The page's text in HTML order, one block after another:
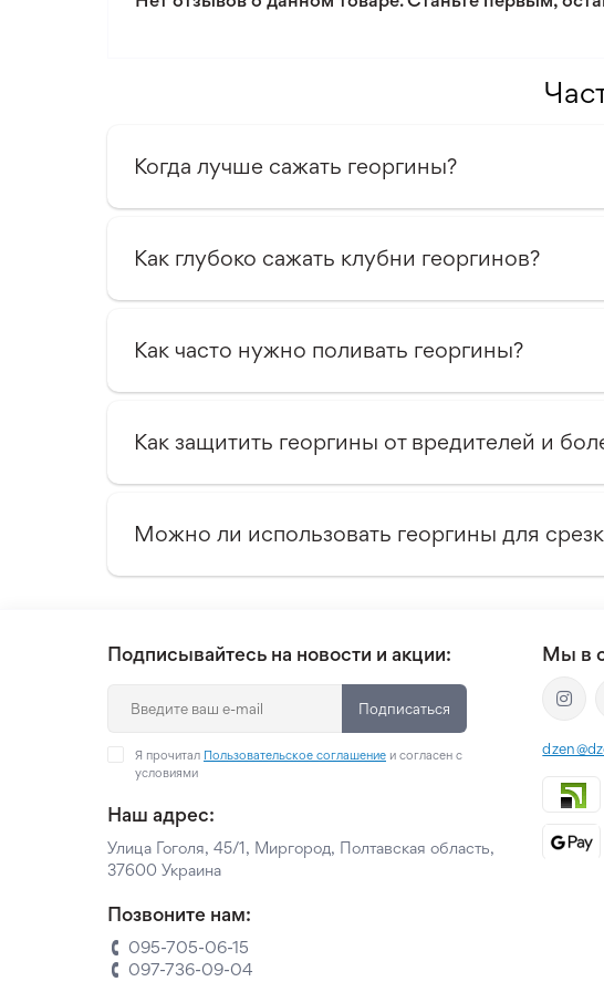
Когда лучше сажать георгины?
Как глубоко сажать клубни георгинов?
Как часто нужно поливать георгины?
Как защитить георгины от вредителей и
Можно ли использовать георгины для
Подписывайтесь на новости и акции:
Подписаться
Я прочитал Пользовательское соглашение и согласен с
условиями
Наш адрес:
Улица Гоголя, 45/1, Миргород, Полтавская область,
37600 Украина
Позвоните нам:
095-705-06-15
097-736-09-04
Мы в